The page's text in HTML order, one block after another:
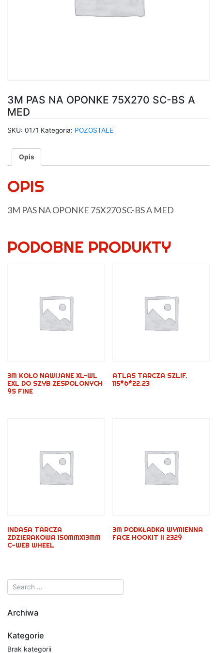
3M PAS NA OPONKE 75X270 SC-BS A
MED
SKU: 0171 Kategoria: POZOSTAŁE
Opis
OPIS
3M PAS NA OPONKE 75X270 SC-BS A MED
PODOBNE PRODUKTY
3M KOŁO NAWIJANE XL-WL
EXL DO SZYB ZESPOLONYCH
9S FINE
ATLAS TARCZA SZLIF.
115*6*22.23
INDASA TARCZA
ZDZIERAKOWA 150MMX13MM
C-WEB WHEEL
3M PODKŁADKA WYMIENNA
FACE HOOKIT II 2329
Archiwa
Kategorie
Brak kategorii